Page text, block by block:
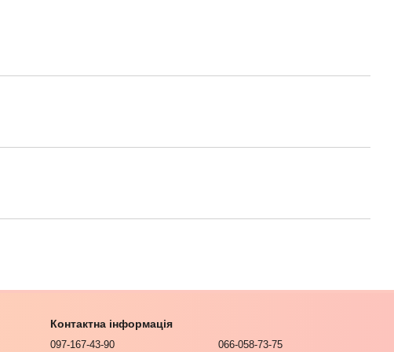
Контактна інформація
097-167-43-90 066-058-73-75